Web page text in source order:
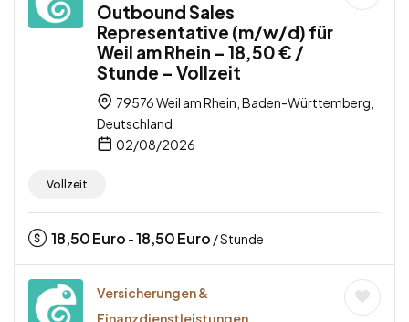
Outbound Sales
Representative (m/w/d) für
Weil am Rhein – 18,50 € /
Stunde – Vollzeit
79576 Weil am Rhein, Baden-Württemberg,
Deutschland
02/08/2026
Vollzeit
18,50Euro -18,50Euro / Stunde
Versicherungen &
Finanzdienstleistungen